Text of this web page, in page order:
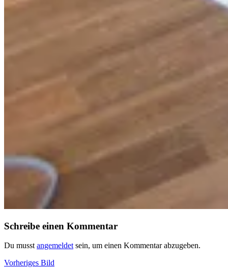
Schreibe einen Kommentar
Du musst angemeldet sein, um einen Kommentar abzugeben.
Vorheriges Bild